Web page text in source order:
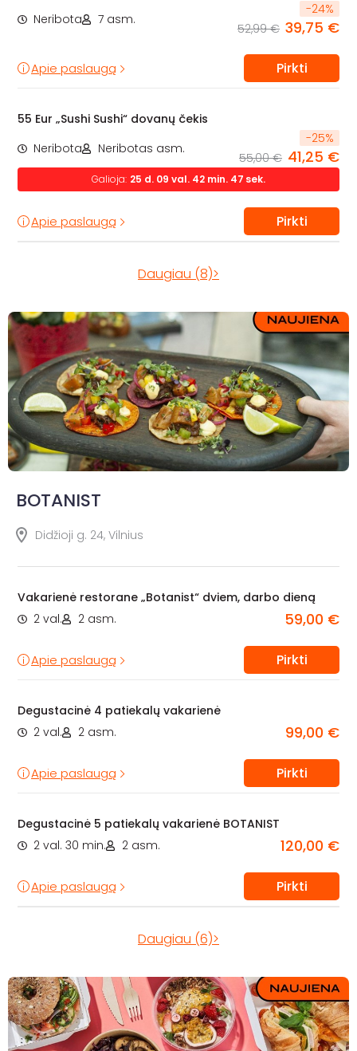
Neribota
7 asm.
-24%
52,99 € 39,75 €
Apie paslaugą Pirkti
55 Eur „Sushi Sushi“ dovanų čekis
Neribota
Neribotas asm.
-25%
55,00 € 41,25 €
Galioja: 25 d. 09 val. 42 min. 47 sek.
Apie paslaugą Pirkti
Daugiau (8)>
BOTANIST
Didžioji g. 24, Vilnius
Vakarienė restorane „Botanist“ dviem, darbo dieną
2 val.
2 asm. 59,00 €
Apie paslaugą Pirkti
Degustacinė 4 patiekalų vakarienė
2 val.
2 asm. 99,00 €
Apie paslaugą Pirkti
Degustacinė 5 patiekalų vakarienė BOTANIST
2 val. 30 min.
2 asm. 120,00 €
Apie paslaugą Pirkti
Daugiau (6)>